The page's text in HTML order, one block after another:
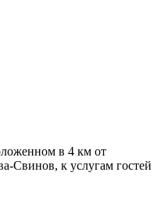
в 4 км от
Свинов, к услугам гостей